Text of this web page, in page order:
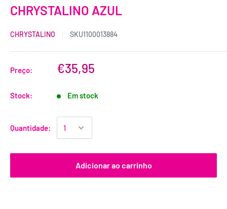
CHRYSTALINO AZUL
CHRYSTALINO SKU1100013884
Preço: €35,95
Stock: Em stock
Quantidade:
Adicionar ao carrinho